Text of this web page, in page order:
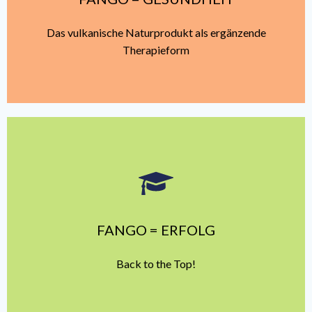
Das vulkanische Naturprodukt als ergänzende
Therapieform
FANGO = ERFOLG
Back to the Top!